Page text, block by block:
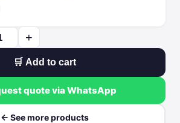
+
🛒 Add to cart
quote via WhatsApp
← See more products